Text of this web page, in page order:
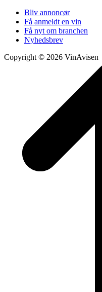
Bliv annoncør
Få anmeldt en vin
Få nyt om branchen
Nyhedsbrev
Copyright © 2026 VinAvisen